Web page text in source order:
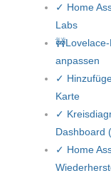
✓ Home
Labs
anpassen
✓
Karte
✓
Dashboard
✓ Home